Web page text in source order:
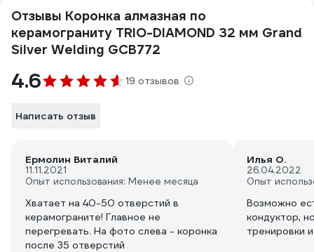
Отзывы Коронка алмазная по
керамограниту TRIO-DIAMOND 32 мм Grand
Silver Welding GCB772
4.6 19 отзывов
Написать отзыв
Ермолин Виталий
11.11.2021
Опыт использования: Менее месяца
Хватает на 40-50 отверстий в
керамограните! Главное не
перегревать. На фото слева - коронка
после 35 отверстий
Илья О.
26.04.2022
Опыт
Возможно
кондуктор,
тренировки